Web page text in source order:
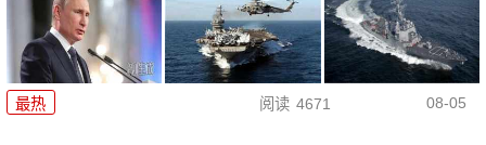
最热 阅读 4671 08-05